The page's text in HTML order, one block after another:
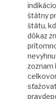
štátny
štátu,
dôkaz
zoznam